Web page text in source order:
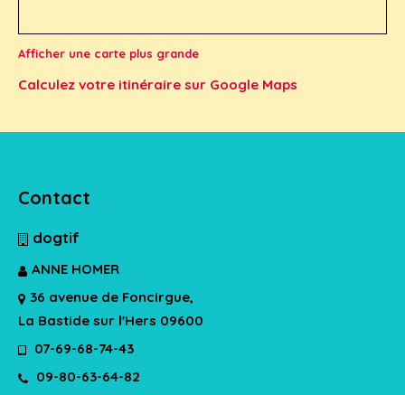
Afficher une carte plus grande
Calculez votre itinéraire sur Google Maps
Contact
dogtif
ANNE HOMER
36 avenue de Foncirgue,
La Bastide sur l'Hers 09600
07-69-68-74-43
09-80-63-64-82